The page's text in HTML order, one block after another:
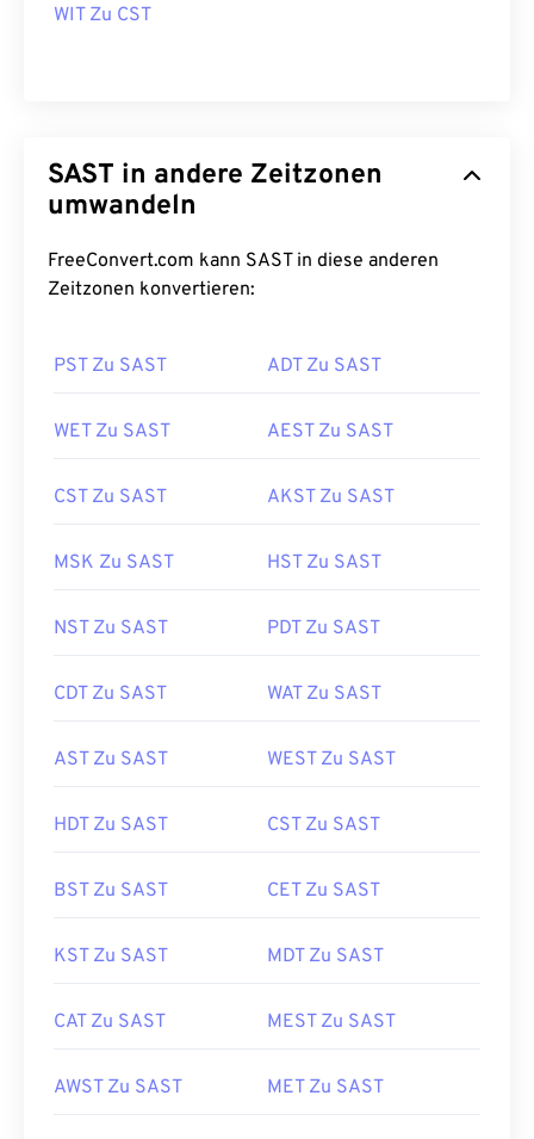
WIT Zu CST
SAST in andere Zeitzonen
umwandeln
FreeConvert.com kann SAST in diese anderen
Zeitzonen konvertieren:
PST Zu SAST ADT Zu SAST
WET Zu SAST AEST Zu SAST
CST Zu SAST AKST Zu SAST
MSK Zu SAST HST Zu SAST
NST Zu SAST PDT Zu SAST
CDT Zu SAST WAT Zu SAST
AST Zu SAST WEST Zu SAST
HDT Zu SAST CST Zu SAST
BST Zu SAST CET Zu SAST
KST Zu SAST MDT Zu SAST
CAT Zu SAST MEST Zu SAST
AWST Zu SAST MET Zu SAST